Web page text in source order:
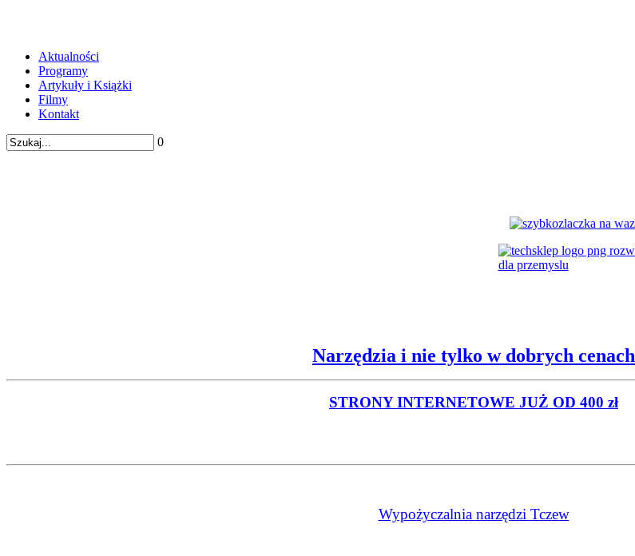
Aktualności
Programy
Artykuły i Książki
Filmy
Kontakt
0
Narzędzia i nie tylko w dobrych cenach
STRONY INTERNETOWE JUŻ OD 400 zł
Wypożyczalnia narzędzi Tczew